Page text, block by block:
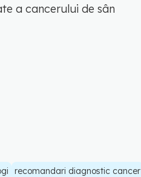
a cancerului de sân
recomandari diagnostic cancer